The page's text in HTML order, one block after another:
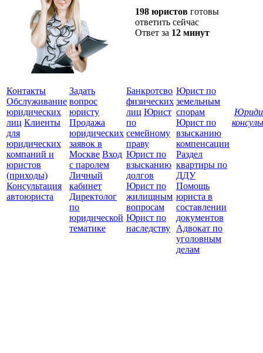
198 юристов готовы
ответить сейчас
Ответ за 12 минут
Контакты
Обслуживание
юридических
лиц Клиенты
для
юридических
компаний и
юристов
(приходы)
Консультация
автоюриста
Задать
вопрос
юристу
Продажа
юридических
заявок в
Москве Вход
с паролем
Личный
кабинет
Директолог
по
юридической
тематике
Банкротсво
физических
лиц Юрист
по
семейному
праву
Юрист по
взысканию
долгов
Юрист по
жилищным
вопросам
Юрист по
наследству
Юрист по
земельным
спорам
Юрист по
взысканию
компенсации
Раздел
квартиры по
ДДУ
Помощь
юриста в
составлении
документов
Адвокат по
уголовным
делам